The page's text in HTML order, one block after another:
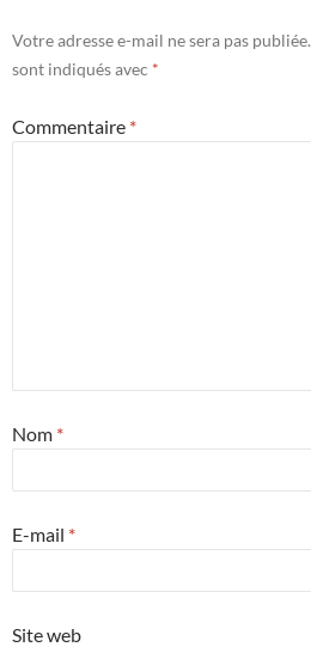
Votre adresse e-mail ne sera pas publiée.
sont indiqués avec *
Commentaire *
Nom *
E-mail *
Site web